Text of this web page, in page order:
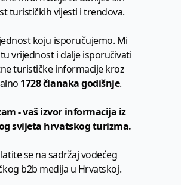
turističkih vijesti i trendova.
koju isporučujemo. Mi
vrijednost i dalje isporučivati
turističke informacije kroz
1728 članaka godišnje.
- vaš izvor informacija iz
svijeta hrvatskog turizma.
se na sadržaj vodećeg
b2b medija u Hrvatskoj.